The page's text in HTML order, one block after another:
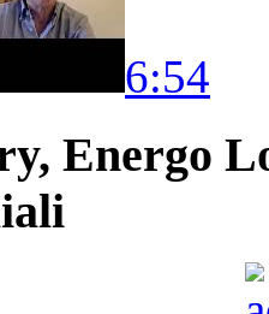
6:54
Energo